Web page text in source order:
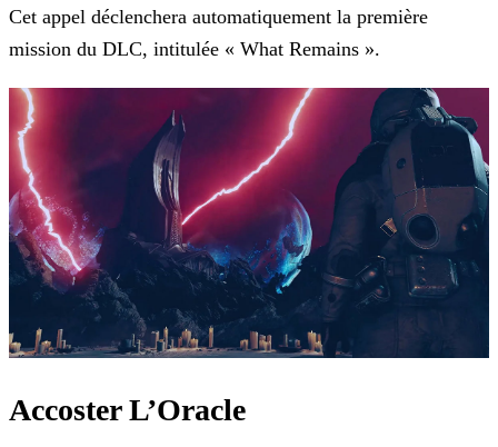
Cet appel déclenchera automatiquement la première
mission du DLC, intitulée « What Remains ».
Accoster L’Oracle